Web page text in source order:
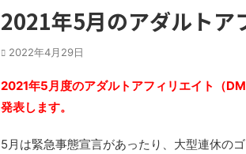
2021年5月のアダルトア
2022年4月29日
2021年5月度のアダルトアフィリエイト（
発表します。
5月は緊急事態宣言があったり、大型連休の